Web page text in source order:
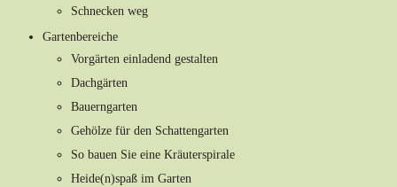
Schnecken weg
Gartenbereiche
Vorgärten einladend gestalten
Dachgärten
Bauerngarten
Gehölze für den Schattengarten
So bauen Sie eine Kräuterspirale
Heide(n)spaß im Garten